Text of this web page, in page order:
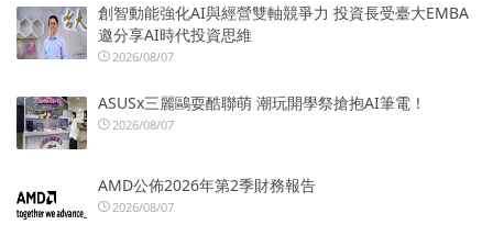
創智動能強化AI與經營雙軸競爭力 投資長受臺大EMBA
邀分享AI時代投資思維
2026/08/07
ASUSx三麗鷗耍酷聯萌 潮玩開學祭搶抱AI筆電！
2026/08/07
AMD公佈2026年第2季財務報告
2026/08/07